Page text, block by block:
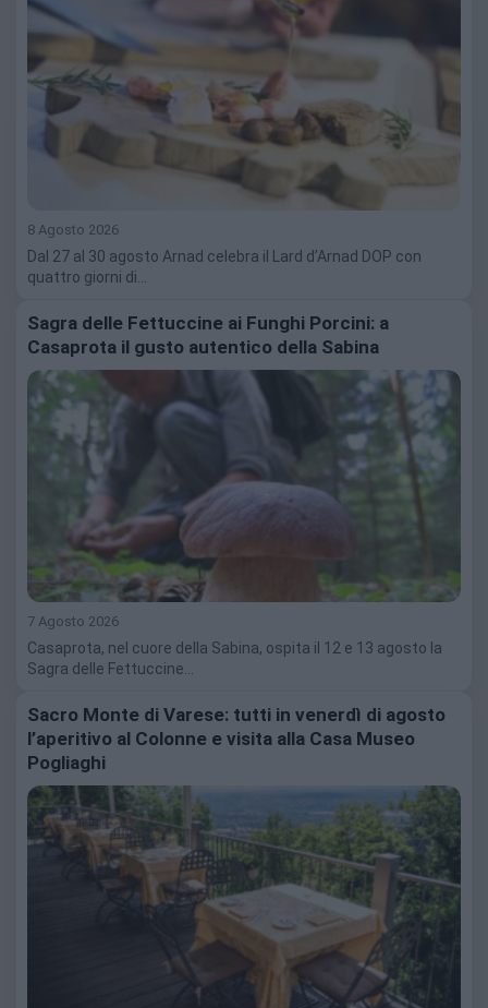
8 Agosto 2026
Dal 27 al 30 agosto Arnad celebra il Lard d’Arnad DOP con
quattro giorni di…
Sagra delle Fettuccine ai Funghi Porcini: a
Casaprota il gusto autentico della Sabina
7 Agosto 2026
Casaprota, nel cuore della Sabina, ospita il 12 e 13 agosto la
Sagra delle Fettuccine…
Sacro Monte di Varese: tutti in venerdì di agosto
l’aperitivo al Colonne e visita alla Casa Museo
Pogliaghi